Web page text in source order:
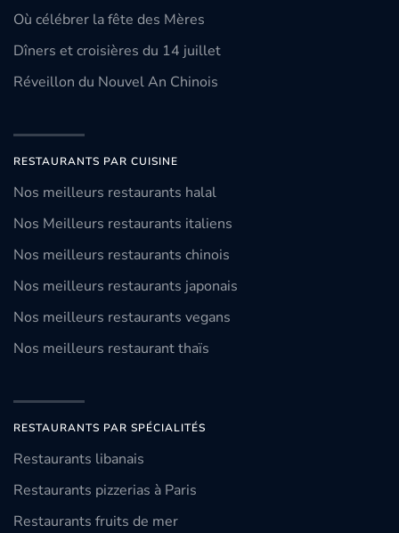
Où célébrer la fête des Mères
Dîners et croisières du 14 juillet
Réveillon du Nouvel An Chinois
RESTAURANTS PAR CUISINE
Nos meilleurs restaurants halal
Nos Meilleurs restaurants italiens
Nos meilleurs restaurants chinois
Nos meilleurs restaurants japonais
Nos meilleurs restaurants vegans
Nos meilleurs restaurant thaïs
RESTAURANTS PAR SPÉCIALITÉS
Restaurants libanais
Restaurants pizzerias à Paris
Restaurants fruits de mer